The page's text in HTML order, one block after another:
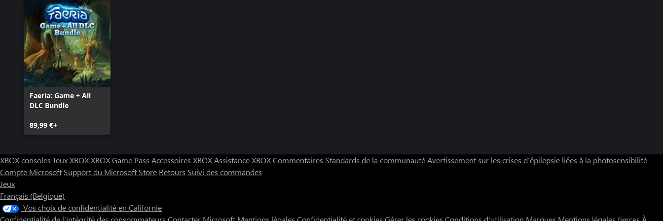
Faeria: Game + All
DLC Bundle
89,99 €+
XBOX consoles Jeux XBOXXBOX Game Pass Accessoires XBOXAssistance XBOXCommentaires Standards de la communautéAvertissement sur les crises d’épilepsie liées à la photosensibilité
Compte Microsoft Support du Microsoft Store Retours Suivi des commandes
Jeux
Français (Belgique)
Vos choix de confidentialité en Californie